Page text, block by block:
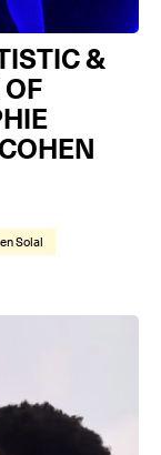
&
Solal